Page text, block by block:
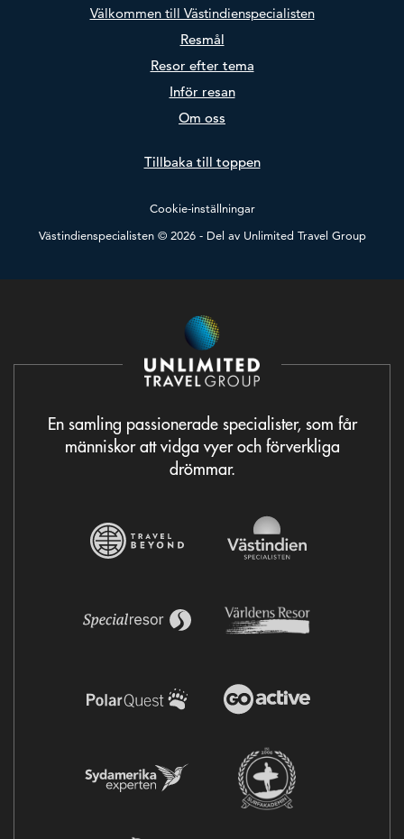
Välkommen till Västindienspecialisten
Resmål
Resor efter tema
Inför resan
Om oss
Tillbaka till toppen
Cookie-inställningar
Västindienspecialisten © 2026 - Del av Unlimited Travel Group
En samling passionerade specialister, som får
människor att vidga vyer och förverkliga
drömmar.